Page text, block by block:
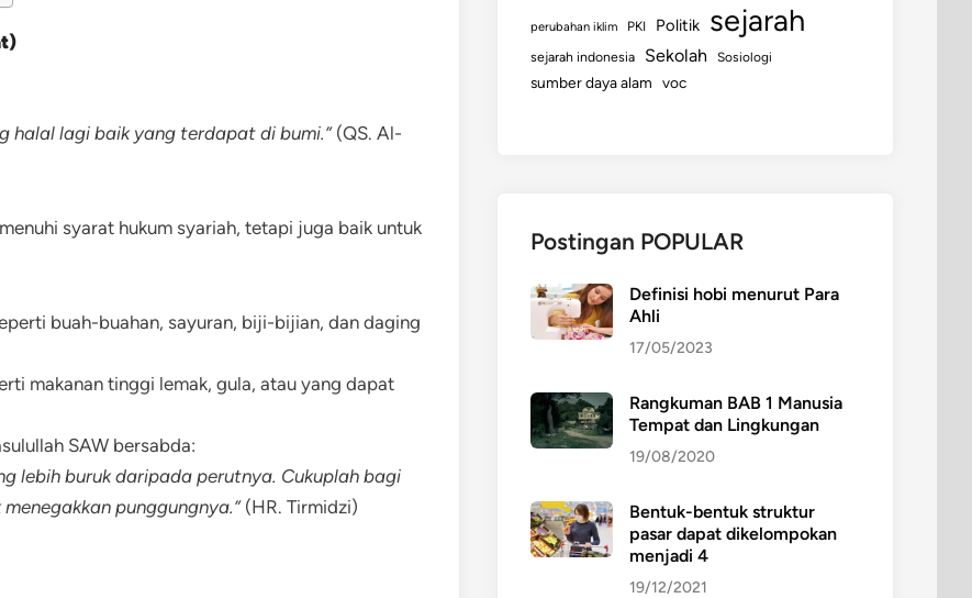
halal lagi baik yang terdapat di bumi.”(QS. Al-
syarat hukum syariah, tetapi juga baik untuk
buah-buahan, sayuran, biji-bijian, dan daging
makanan tinggi lemak, gula, atau yang dapat
SAW bersabda:
lebih buruk daripada perutnya. Cukuplah bagi
punggungnya.”(HR. Tirmidzi)
perubahan iklim PKI Politik sejarah
sejarah indonesia Sekolah Sosiologi
sumber daya alam voc
Postingan POPULAR
Definisi hobi menurut Para
Ahli
17/05/2023
Rangkuman BAB 1 Manusia
Tempat dan Lingkungan
19/08/2020
Bentuk-bentuk struktur
pasar dapat dikelompokan
menjadi 4
19/12/2021